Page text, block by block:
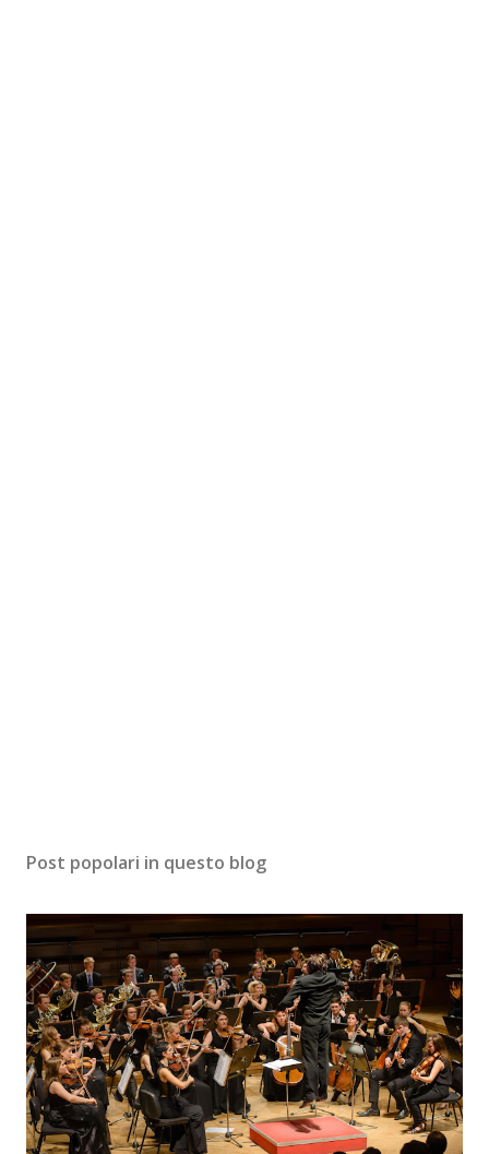
Post popolari in questo blog